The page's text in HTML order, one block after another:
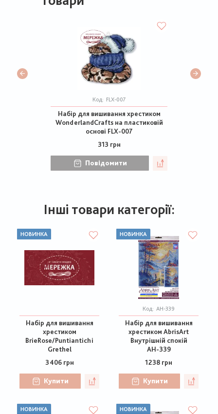
Код: FLX-007
Набір для вишивання хрестиком
WonderlandCrafts на пластиковій
основі FLX-007
313 грн
Повідомити
Інші товари категорії:
НОВИНКА
Набір для вишивання
хрестиком
BrieRose/Puntiantichi
Grethel
3406 грн
Купити
НОВИНКА
Код: АН-339
Набір для вишивання
хрестиком AbrisArt
Внутрішній спокій
АН-339
1238 грн
Купити
НОВИНКА НОВИНКА